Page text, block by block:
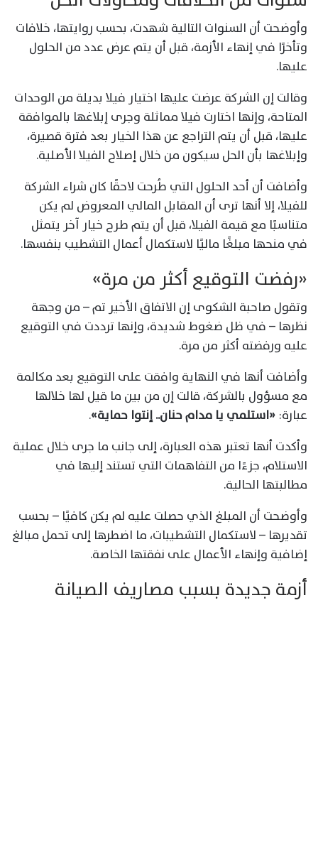
وأوضحت أن السنوات التالية شهدت، بحسب روايتها، خلافات
وتأخرًا في إنهاء الأزمة، قبل أن يتم عرض عدد من الحلول
عليها.
وقالت إن الشركة عرضت عليها اختيار فيلا بديلة من الوحدات
المتاحة، وإنها اختارت فيلا مماثلة وجرى إبلاغها بالموافقة
عليها، قبل أن يتم التراجع عن هذا الخيار بعد فترة قصيرة،
وإبلاغها بأن الحل سيكون من خلال إصلاح الفيلا الأصلية.
وأضافت أن أحد الحلول التي طُرحت لاحقًا كان شراء الشركة
للفيلا، إلا أنها ترى أن المقابل المالي المعروض لم يكن
متناسبًا مع قيمة الفيلا، قبل أن يتم طرح خيار آخر يتمثل
في منحها مبلغًا ماليًا لاستكمال أعمال التشطيب بنفسها.
«رفضت التوقيع أكثر من مرة»
وتقول صاحبة الشكوى إن الاتفاق الأخير تم – من وجهة
نظرها – في ظل ضغوط شديدة، وإنها ترددت في التوقيع
عليه ورفضته أكثر من مرة.
وأضافت أنها في النهاية وافقت على التوقيع بعد مكالمة
مع مسؤول بالشركة، قالت إن من بين ما قيل لها خلالها
عبارة: «استلمي يا مدام حنان.. إنتوا حماية».
وأكدت أنها تعتبر هذه العبارة، إلى جانب ما جرى خلال عملية
الاستلام، جزءًا من التفاهمات التي تستند إليها في
مطالبتها الحالية.
وأوضحت أن المبلغ الذي حصلت عليه لم يكن كافيًا – بحسب
تقديرها – لاستكمال التشطيبات، ما اضطرها إلى تحمل مبالغ
إضافية وإنهاء الأعمال على نفقتها الخاصة.
أزمة جديدة بسبب مصاريف الصيانة